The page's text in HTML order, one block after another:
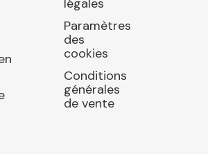
légales
Paramètres
des
cookies
Conditions
générales
de vente